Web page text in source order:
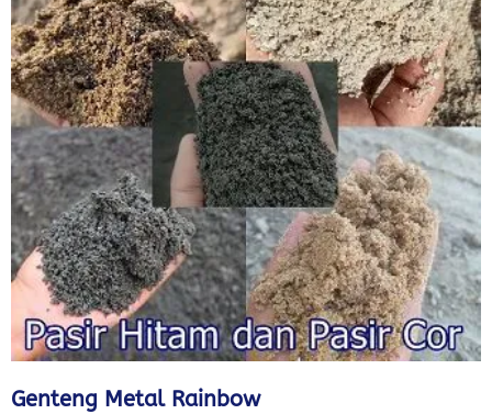
Genteng Metal Rainbow